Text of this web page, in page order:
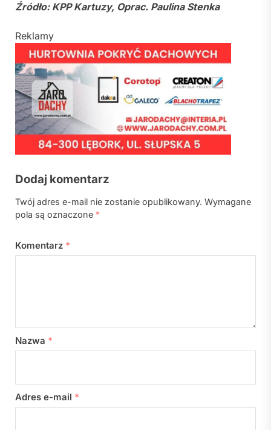
Źródło: KPP Kartuzy, Oprac. Paulina Stenka
Reklamy
Dodaj komentarz
Twój adres e-mail nie zostanie opublikowany. Wymagane
pola są oznaczone *
Komentarz *
Nazwa *
Adres e-mail *